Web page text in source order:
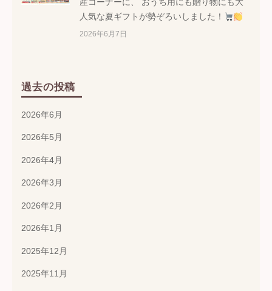
産コーナーに、 おうち用にも贈り物にも大
人気な夏ギフトが勢ぞろいしました！
2026年6月7日
過去の投稿
2026年6月
2026年5月
2026年4月
2026年3月
2026年2月
2026年1月
2025年12月
2025年11月